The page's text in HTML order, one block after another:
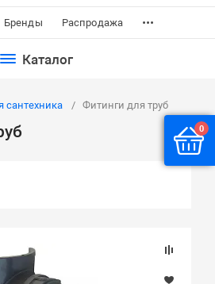
Бренды Распродажа ...
Каталог
сантехника Фитинги для труб
0